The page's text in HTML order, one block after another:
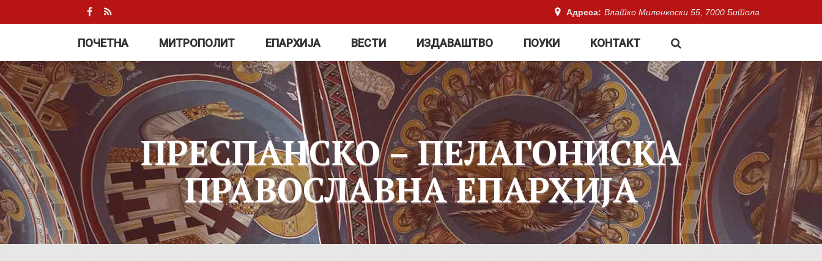
Адреса: Влатко Миленкоски 55, 7000 Битола
ПОЧЕТНА МИТРОПОЛИТ ЕПАРХИЈА ВЕСТИ ИЗДАВАШТВО ПОУКИ КОНТАКТ
ПРЕСПАНСКО – ПЕЛАГОНИСКА
ПРАВОСЛАВНА ЕПАРХИЈА